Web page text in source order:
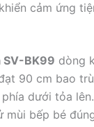
cảm ứng
SV-BK99 dòng
90 cm bao
dưới tỏa
mùi bếp bé